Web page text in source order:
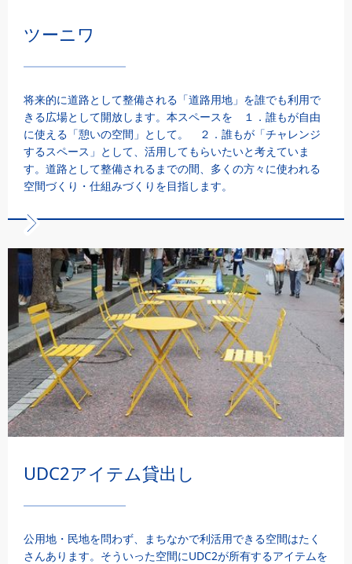
ツーニワ
将来的に道路として整備される「道路用地」を誰でも利用で
きる広場として開放します。本スペースを １．誰もが自由
に使える「憩いの空間」として。 ２．誰もが「チャレンジ
するスペース」として、活用してもらいたいと考えていま
す。道路として整備されるまでの間、多くの方々に使われる
空間づくり・仕組みづくりを目指します。
UDC2アイテム貸出し
公用地・民地を問わず、まちなかで利活用できる空間はたく
さんあります。そういった空間にUDC2が所有するアイテムを